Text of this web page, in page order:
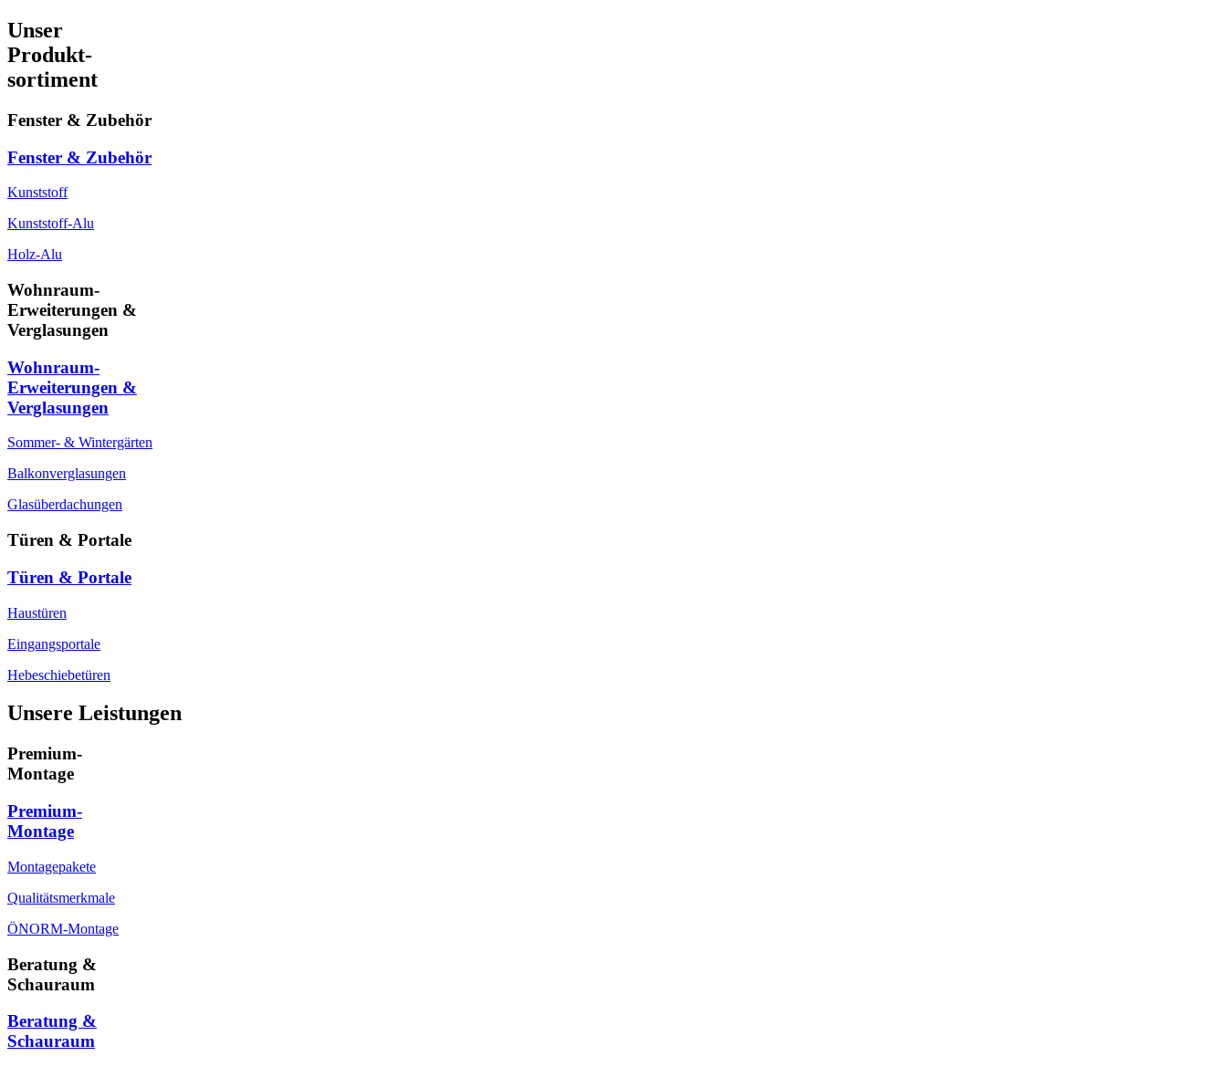
Unser
Produkt-
sortiment
Fenster & Zubehör
Fenster & Zubehör
Kunststoff
Kunststoff-Alu
Holz-Alu
Wohnraum-
Erweiterungen &
Verglasungen
Wohnraum-
Erweiterungen &
Verglasungen
Sommer- & Wintergärten
Balkonverglasungen
Glasüberdachungen
Türen & Portale
Türen & Portale
Haustüren
Eingangsportale
Hebeschiebetüren
Unsere Leistungen
Premium-
Montage
Premium-
Montage
Montagepakete
Qualitätsmerkmale
ÖNORM-Montage
Beratung &
Schauraum
Beratung &
Schauraum